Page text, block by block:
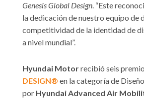
Genesis Global Design. “Este
la dedicación de nuestro equipo de
competitividad de la identidad de
a nivel mundial”.
Hyundai Motorrecibió seis
DESIGN® en la categoría de
por Hyundai Advanced Air